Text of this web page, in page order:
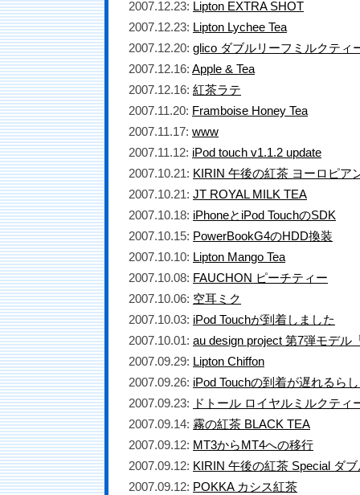
2007.12.23: Lipton EXTRA SHOT
2007.12.23: Lipton Lychee Tea
2007.12.20: glico ダブルリーフミルクティ
2007.12.16: Apple & Tea
2007.12.16: 紅茶ラテ
2007.11.20: Framboise Honey Tea
2007.11.17: www
2007.11.12: iPod touch v1.1.2 update
2007.10.21: KIRIN 午後の紅茶 ヨーロピア
2007.10.21: JT ROYAL MILK TEA
2007.10.18: iPhoneとiPod TouchのSDK
2007.10.15: PowerBookG4のHDD換装
2007.10.10: Lipton Mango Tea
2007.10.08: FAUCHON ピーチティー
2007.10.06: 空耳ミク
2007.10.03: iPod Touchが到着しました
2007.10.01: au design project 第7弾モデル
2007.09.29: Lipton Chiffon
2007.09.26: iPod Touchの到着が遅れるら
2007.09.23: ドトール ロイヤルミルクティ
2007.09.14: 霧の紅茶 BLACK TEA
2007.09.12: MT3からMT4への移行
2007.09.12: KIRIN 午後の紅茶 Special ダ
2007.09.12: POKKA カシス紅茶